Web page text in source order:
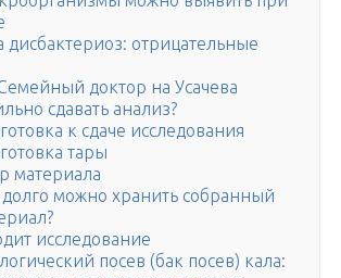
дисбактериоз: отрицательные
доктор на Усачева
сдавать анализ?
к сдаче исследования
тары
материала
долго можно хранить собранный
исследование
посев (бак посев) кала: